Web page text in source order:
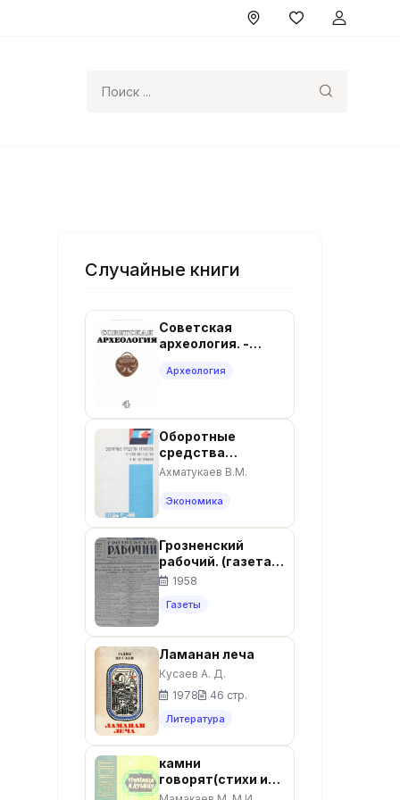
Случайные книги
Советская
археология. -
1987. - 321 с.
Археология
Оборотные
средства
колхозов Чечено-
источники.-
Инг. кн. изд.,
1973.-100с.
Ахматукаев В.М.
Экономика
Грозненский
рабочий. (газета):
Среда, 15 января
1958
Газеты
Ламанан леча
Кусаев А. Д.
1978
46 стр.
Литература
камни
говорят(стихи и
поэма на